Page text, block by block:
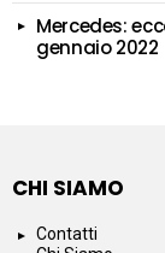
Mercedes:
gennaio 2022
CHI SIAMO
Contatti